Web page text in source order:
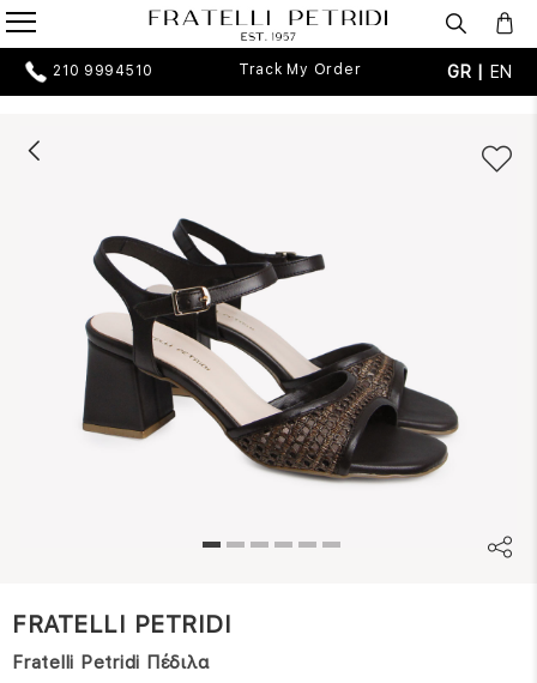
210 9994510 Track My Order GR | EN
FRATELLI PETRIDI
Fratelli Petridi Πέδιλα